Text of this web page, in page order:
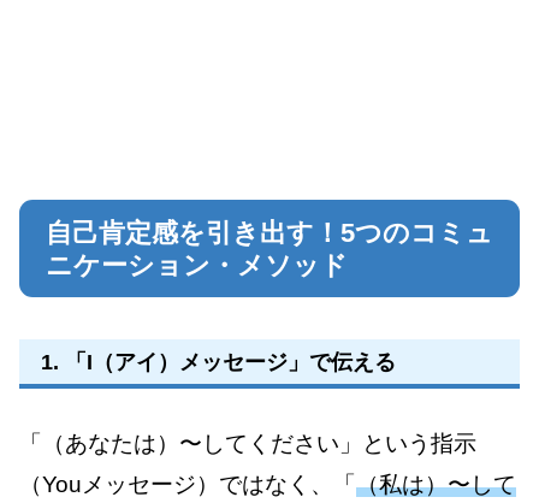
自己肯定感を引き出す！5つのコミュ
ニケーション・メソッド
1. 「I（アイ）メッセージ」で伝える
「（あなたは）〜してください」という指示
（Youメッセージ）ではなく、「 （私は）〜して